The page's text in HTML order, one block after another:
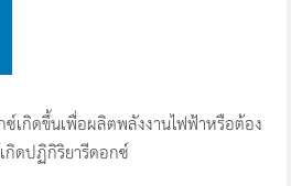
เกิดขึ้นเพื่อผลิตพลังงานไฟฟ้าหรือต้อง
กิดปฏิกิริยารีดอกซ์